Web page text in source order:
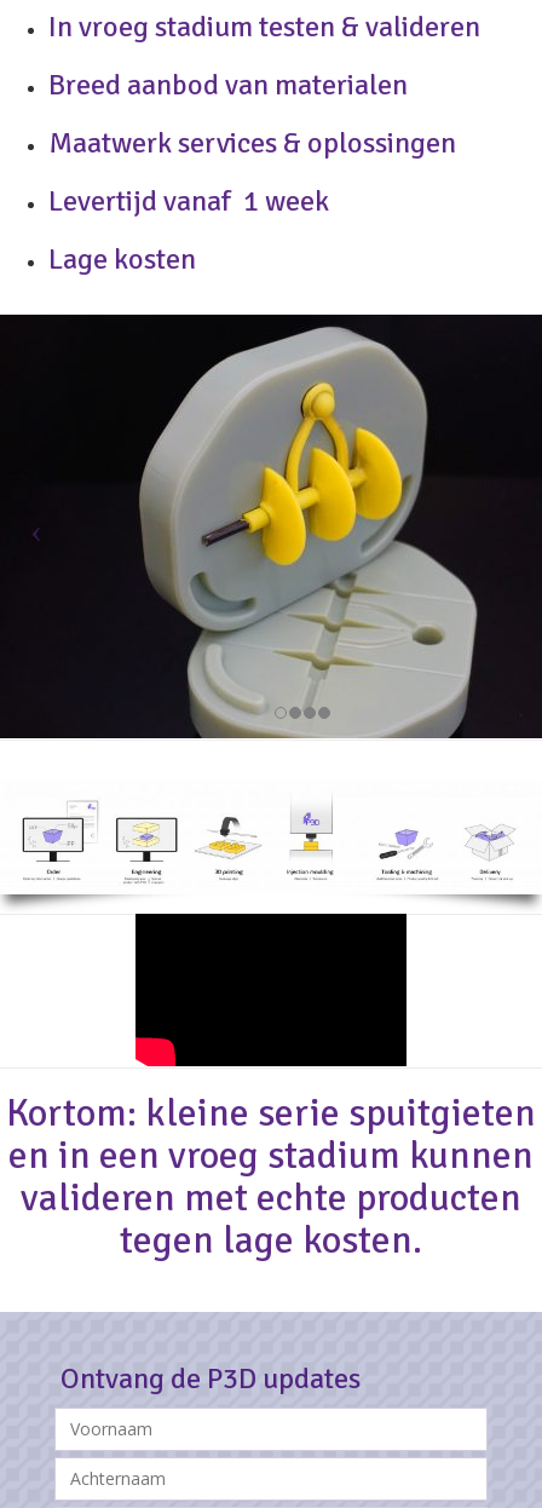
In vroeg stadium testen & valideren
Breed aanbod van materialen
Maatwerk services & oplossingen
Levertijd vanaf 1 week
Lage kosten
Kortom: kleine serie spuitgieten
en in een vroeg stadium kunnen
valideren met echte producten
tegen lage kosten.
Ontvang de P3D updates